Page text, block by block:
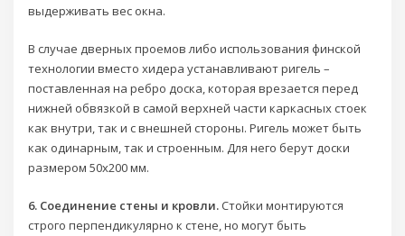
выдерживать вес окна.
В случае дверных проемов либо использования финской
технологии вместо хидера устанавливают ригель –
поставленная на ребро доска, которая врезается перед
нижней обвязкой в самой верхней части каркасных стоек
как внутри, так и с внешней стороны. Ригель может быть
как одинарным, так и строенным. Для него берут доски
размером 50х200 мм.
6. Соединение стены и кровли. Стойки монтируются
строго перпендикулярно к стене, но могут быть